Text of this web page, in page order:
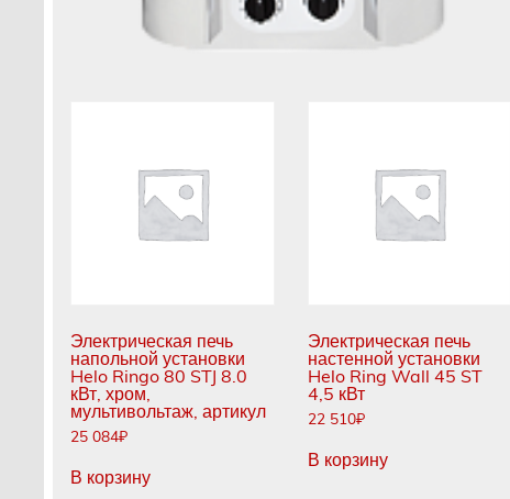
Электрическая печь
напольной установки
Helo Ringo 80 STJ 8.0
кВт, хром,
мультивольтаж, артикул
25 084₽
В корзину
Электрическая печь
настенной установки
Helo Ring Wall 45 ST
4,5 кВт
22 510₽
В корзину